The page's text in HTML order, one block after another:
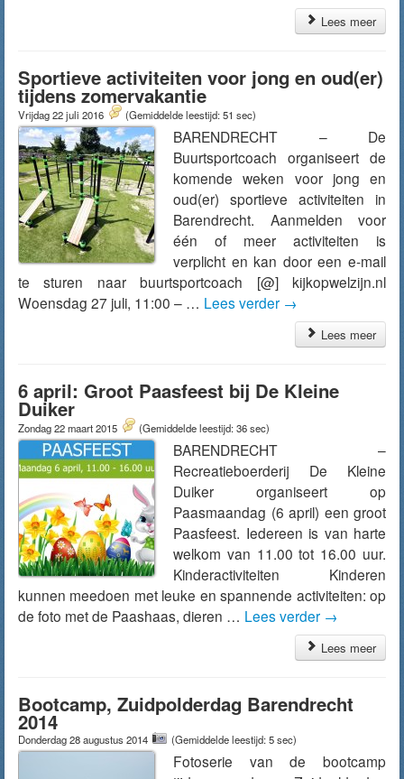
Lees meer
Sportieve activiteiten voor jong en oud(er)
tijdens zomervakantie
Vrijdag 22 juli 2016 (Gemiddelde leestijd: 51 sec)
BARENDRECHT – De
Buurtsportcoach organiseert de
komende weken voor jong en
oud(er) sportieve activiteiten in
Barendrecht. Aanmelden voor
één of meer activiteiten is
verplicht en kan door een e-mail
te sturen naar buurtsportcoach [@] kijkopwelzijn.nl
Woensdag 27 juli, 11:00 – … Lees verder →
Lees meer
6 april: Groot Paasfeest bij De Kleine
Duiker
Zondag 22 maart 2015 (Gemiddelde leestijd: 36 sec)
BARENDRECHT –
Recreatieboerderij De Kleine
Duiker organiseert op
Paasmaandag (6 april) een groot
Paasfeest. Iedereen is van harte
welkom van 11.00 tot 16.00 uur.
Kinderactiviteiten Kinderen
kunnen meedoen met leuke en spannende activiteiten: op
de foto met de Paashaas, dieren … Lees verder →
Lees meer
Bootcamp, Zuidpolderdag Barendrecht
2014
Donderdag 28 augustus 2014 (Gemiddelde leestijd: 5 sec)
Fotoserie van de bootcamp